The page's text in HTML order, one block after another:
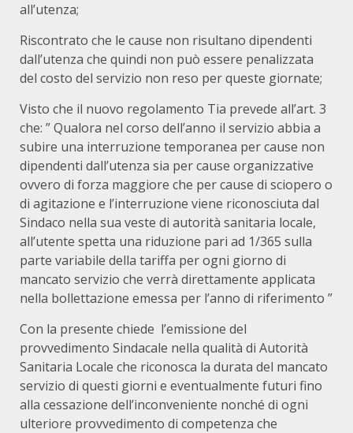
all’utenza;
Riscontrato che le cause non risultano dipendenti
dall’utenza che quindi non può essere penalizzata
del costo del servizio non reso per queste giornate;
Visto che il nuovo regolamento Tia prevede all’art. 3
che: ” Qualora nel corso dell’anno il servizio abbia a
subire una interruzione temporanea per cause non
dipendenti dall’utenza sia per cause organizzative
ovvero di forza maggiore che per cause di sciopero o
di agitazione e l’interruzione viene riconosciuta dal
Sindaco nella sua veste di autorità sanitaria locale,
all’utente spetta una riduzione pari ad 1/365 sulla
parte variabile della tariffa per ogni giorno di
mancato servizio che verrà direttamente applicata
nella bollettazione emessa per l’anno di riferimento ”
Con la presente chiede l’emissione del
provvedimento Sindacale nella qualità di Autorità
Sanitaria Locale che riconosca la durata del mancato
servizio di questi giorni e eventualmente futuri fino
alla cessazione dell’inconveniente nonché di ogni
ulteriore provvedimento di competenza che